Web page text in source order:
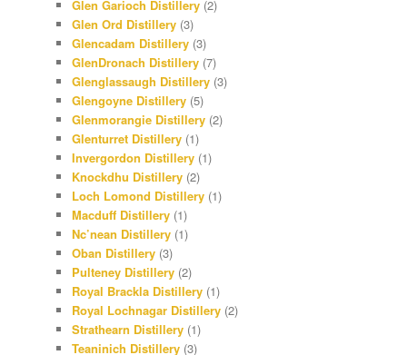
Glen Garioch Distillery (2)
Glen Ord Distillery (3)
Glencadam Distillery (3)
GlenDronach Distillery (7)
Glenglassaugh Distillery (3)
Glengoyne Distillery (5)
Glenmorangie Distillery (2)
Glenturret Distillery (1)
Invergordon Distillery (1)
Knockdhu Distillery (2)
Loch Lomond Distillery (1)
Macduff Distillery (1)
Nc’nean Distillery (1)
Oban Distillery (3)
Pulteney Distillery (2)
Royal Brackla Distillery (1)
Royal Lochnagar Distillery (2)
Strathearn Distillery (1)
Teaninich Distillery (3)